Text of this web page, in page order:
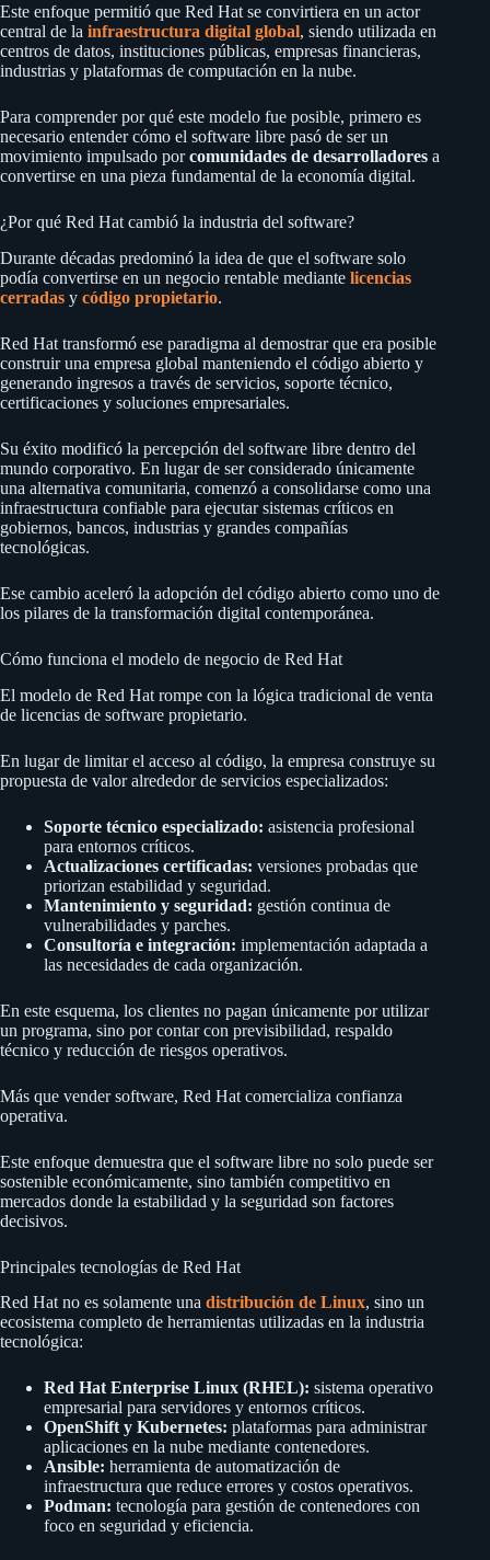
Este enfoque permitió que Red Hat se convirtiera en un actor
central de la infraestructura digital global, siendo utilizada en
centros de datos, instituciones públicas, empresas financieras,
industrias y plataformas de computación en la nube.
Para comprender por qué este modelo fue posible, primero es
necesario entender cómo el software libre pasó de ser un
movimiento impulsado porcomunidades de desarrolladores a
convertirse en una pieza fundamental de la economía digital.
¿Por qué Red Hat cambió la industria del software?
Durante décadas predominó la idea de que el software solo
podía convertirse en un negocio rentable mediante licencias
cerradas y código propietario.
Red Hat transformó ese paradigma al demostrar que era posible
construir una empresa global manteniendo el código abierto y
generando ingresos a través de servicios, soporte técnico,
certificaciones y soluciones empresariales.
Su éxito modificó la percepción del software libre dentro del
mundo corporativo. En lugar de ser considerado únicamente
una alternativa comunitaria, comenzó a consolidarse como una
infraestructura confiable para ejecutar sistemas críticos en
gobiernos, bancos, industrias y grandes compañías
tecnológicas.
Ese cambio aceleró la adopción del código abierto como uno de
los pilares de la transformación digital contemporánea.
Cómo funciona el modelo de negocio de Red Hat
El modelo de Red Hat rompe con la lógica tradicional de venta
de licencias de software propietario.
En lugar de limitar el acceso al código, la empresa construye su
propuesta de valor alrededor de servicios especializados:
Soporte técnico especializado: asistencia profesional
para entornos críticos.
Actualizaciones certificadas: versiones probadas que
priorizan estabilidad y seguridad.
Mantenimiento y seguridad: gestión continua de
vulnerabilidades y parches.
Consultoría e integración: implementación adaptada a
las necesidades de cada organización.
En este esquema, los clientes no pagan únicamente por utilizar
un programa, sino por contar con previsibilidad, respaldo
técnico y reducción de riesgos operativos.
Más que vender software, Red Hat comercializa confianza
operativa.
Este enfoque demuestra que el software libre no solo puede ser
sostenible económicamente, sino también competitivo en
mercados donde la estabilidad y la seguridad son factores
decisivos.
Principales tecnologías de Red Hat
Red Hat no es solamente una distribución de Linux, sino un
ecosistema completo de herramientas utilizadas en la industria
tecnológica:
Red Hat Enterprise Linux (RHEL): sistema operativo
empresarial para servidores y entornos críticos.
OpenShift y Kubernetes: plataformas para administrar
aplicaciones en la nube mediante contenedores.
Ansible: herramienta de automatización de
infraestructura que reduce errores y costos operativos.
Podman: tecnología para gestión de contenedores con
foco en seguridad y eficiencia.